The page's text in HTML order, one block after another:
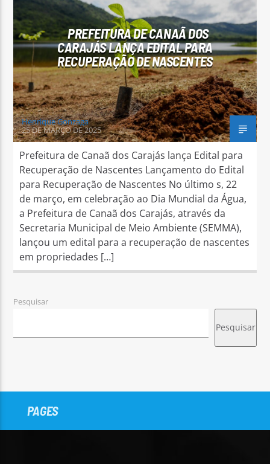
Arara Azul FM
PREFEITURA DE CANAÃ DOS
CARAJÁS LANÇA EDITAL PARA
RECUPERAÇÃO DE NASCENTES
Henrique Gonzaga
25 DE MARÇO DE 2025
Prefeitura de Canaã dos Carajás lança Edital para
Recuperação de Nascentes Lançamento do Edital
para Recuperação de Nascentes No último s, 22
de março, em celebração ao Dia Mundial da Água,
a Prefeitura de Canaã dos Carajás, através da
Secretaria Municipal de Meio Ambiente (SEMMA),
lançou um edital para a recuperação de nascentes
em propriedades […]
Pesquisar
Pesquisar
PAGES